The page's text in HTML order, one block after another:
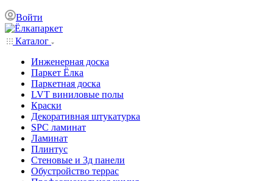
Войти
Каталог
Инженерная доска
Паркет Ёлка
Паркетная доска
LVT виниловые полы
Краски
Декоративная штукатурка
SPC ламинат
Ламинат
Плинтус
Стеновые и 3д панели
Обустройство террас